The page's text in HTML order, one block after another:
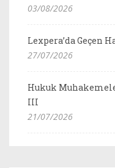
03/08/2026
Lexpera’da Geçen
27/07/2026
Hukuk
III
21/07/2026